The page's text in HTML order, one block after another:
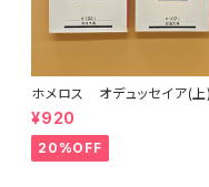
ホメロス オデュッセイア(上)
(下) （岩波文庫）
¥920
20%OFF